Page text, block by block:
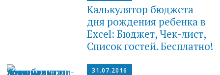
Калькулятор бюджета
дня рождения ребенка в
Excel: Бюджет, Чек-лист,
Список гостей. Бесплатно!
31.07.2016